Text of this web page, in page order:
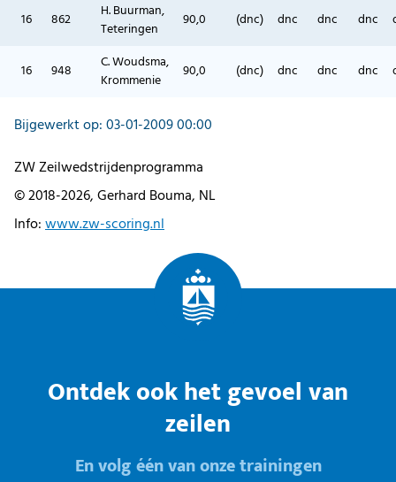
16 862
H. Buurman,
Teteringen
90,0 (dnc) dnc dnc dnc
16 948
C. Woudsma,
Krommenie
90,0 (dnc) dnc dnc dnc
Bijgewerkt op: 03-01-2009 00:00
ZW Zeilwedstrijdenprogramma
© 2018-2026, Gerhard Bouma, NL
Info:www.zw-scoring.nl
Ontdek ook het gevoel van
zeilen
En volg één van onze trainingen